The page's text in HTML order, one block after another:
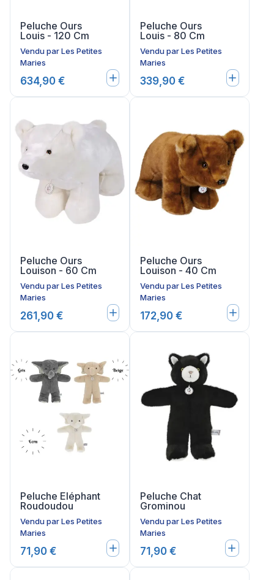
Peluche Ours
Louis - 120 Cm
Vendu parLes Petites
Maries
634,90 €
Peluche Ours
Louis - 80 Cm
Vendu parLes Petites
Maries
339,90 €
Peluche Ours
Louison - 60 Cm
Vendu parLes Petites
Maries
261,90 €
Peluche Ours
Louison - 40 Cm
Vendu parLes Petites
Maries
172,90 €
Peluche Eléphant
Roudoudou
Vendu parLes Petites
Maries
71,90 €
Peluche Chat
Grominou
Vendu parLes Petites
Maries
71,90 €